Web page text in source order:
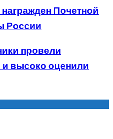
Почетной
России
провели
и высоко оценили